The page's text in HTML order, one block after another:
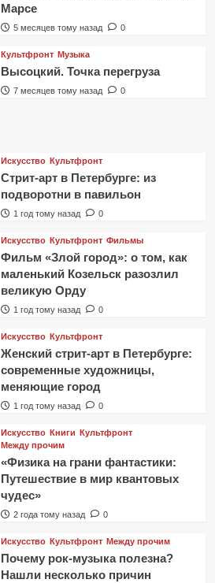
Марсе
5 месяцев тому назад 0
Культфронт Музыка
Высоцкий. Точка перегруза
7 месяцев тому назад 0
Искусство Культфронт
Стрит-арт в Петербурге: из
подворотни в павильон
1 год тому назад 0
Искусство Культфронт Фильмы
Фильм «Злой город»: о том, как
маленький Козельск разозлил
великую Орду
1 год тому назад 0
Искусство Культфронт
Женский стрит-арт в Петербурге:
современные художницы,
меняющие город
1 год тому назад 0
Искусство Книги Культфронт
Между прочим
«Физика на грани фантастики:
Путешествие в мир квантовых
чудес»
2 года тому назад 0
Искусство Культфронт Между прочим
Почему рок-музыка полезна?
Нашли несколько причин